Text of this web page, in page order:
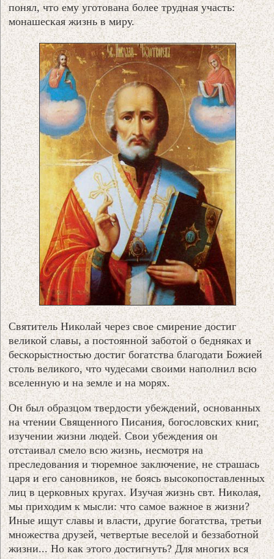
понял, что ему уготована более трудная участь:
монашеская жизнь в миру.
Святитель Николай через свое смирение достиг
великой славы, а постоянной заботой о бедняках и
бескорыстностью достиг богатства благодати Божией
столь великого, что чудесами своими наполнил всю
вселенную и на земле и на морях.
Он был образцом твердости убеждений, основанных
на чтении Священного Писания, богословских книг,
изучении жизни людей. Свои убеждения он
отстаивал смело всю жизнь, несмотря на
преследования и тюремное заключение, не страшась
царя и его сановников, не боясь высокопоставленных
лиц в церковных кругах. Изучая жизнь свт. Николая,
мы приходим к мысли: что самое важное в жизни?
Иные ищут славы и власти, другие богатства, третьи
множества друзей, четвертые веселой и беззаботной
жизни... Но как этого достигнуть? Для многих вся